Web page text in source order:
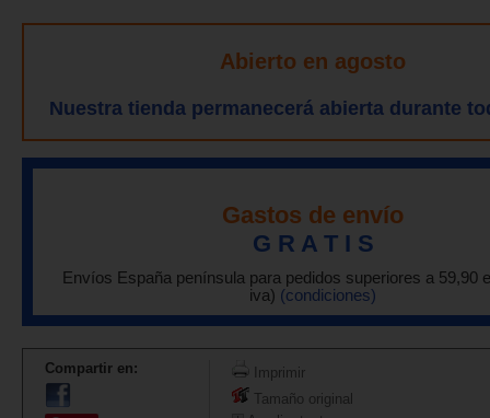
Abierto en agosto
Nuestra tienda permanecerá abierta durante
Gastos de envío
G R A T I S
Envíos España península para pedidos superiores a 59,90
iva) (condiciones)
Compartir en:
Imprimir
Tamaño original